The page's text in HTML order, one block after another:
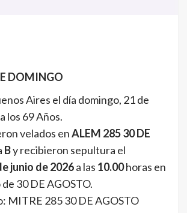
DOMINGO
Aires el día domingo, 21 de
los 69 Años.
velados enALEM 285 30 DE
By recibieron sepultura el
junio de 2026a las 10.00horas en
30 DE AGOSTO.
MITRE 285 30 DE AGOSTO